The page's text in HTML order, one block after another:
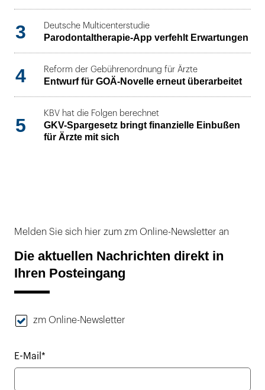
3 Deutsche Multicenterstudie
Parodontaltherapie-App verfehlt Erwartungen
4 Reform der Gebührenordnung für Ärzte
Entwurf für GOÄ-Novelle erneut überarbeitet
5
KBV hat die Folgen berechnet
GKV-Spargesetz bringt finanzielle Einbußen
für Ärzte mit sich
Melden Sie sich hier zum zm Online-Newsletter an
Die aktuellen Nachrichten direkt in
Ihren Posteingang
zm Online-Newsletter
E-Mail*